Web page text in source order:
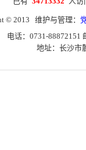
© 2013 维护与管理：
电话：0731-88872151
地址：长沙市